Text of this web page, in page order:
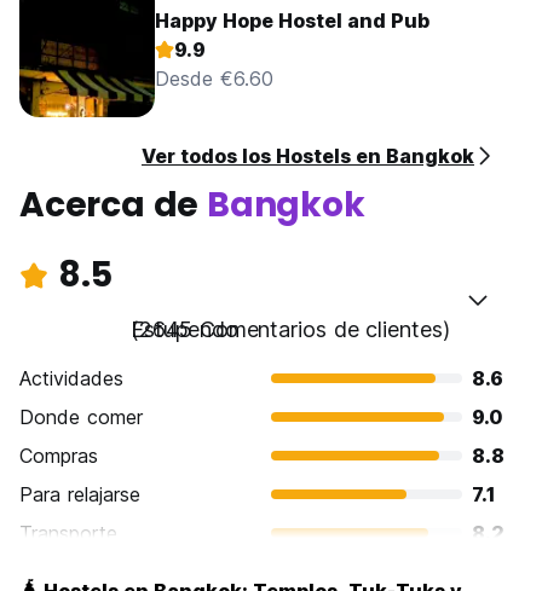
Happy Hope Hostel and Pub
9.9
Desde €6.60
Ver todos los Hostels en Bangkok
Acerca de Bangkok
8.5
Estupendo
(2645 Comentarios de clientes)
Actividades
8.6
Donde comer
9.0
Compras
8.8
Para relajarse
7.1
Transporte
8.2